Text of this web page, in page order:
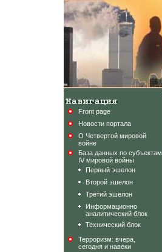
Front page
Новости портала
О Четвертой мировой
войне
База данных по субъектам
IV мировой войны
Первый эшелон
Второй эшелон
Третий эшелон
Информационно
аналитический блок
Технический блок
Терроризм: вчера,
сегодня и навеки